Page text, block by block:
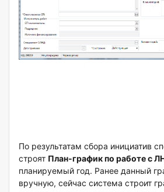
По результатам сбора инициатив
строят План-график по работе с
планируемый год. Ранее данный
вручную, сейчас система строит